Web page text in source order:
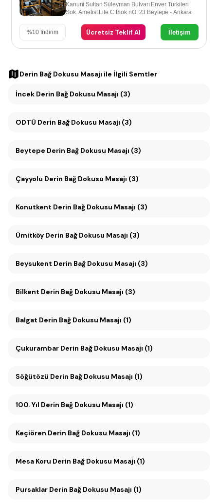
Kanuni Sultan Süleyman Bulvarı Enver Türkileri
Sok. Ametist Life C Blok nO: 23 Beytepe - Ankara
%10 İndirim Ücretsiz Teklif Al İletişim
Derin Bağ Dokusu Masajı ile İlgili Semtler
İncek Derin Bağ Dokusu Masajı (3)
ODTÜ Derin Bağ Dokusu Masajı (3)
Beytepe Derin Bağ Dokusu Masajı (3)
Çayyolu Derin Bağ Dokusu Masajı (3)
Konutkent Derin Bağ Dokusu Masajı (3)
Ümitköy Derin Bağ Dokusu Masajı (3)
Beysukent Derin Bağ Dokusu Masajı (3)
Bilkent Derin Bağ Dokusu Masajı (3)
Balgat Derin Bağ Dokusu Masajı (1)
Çukurambar Derin Bağ Dokusu Masajı (1)
Söğütözü Derin Bağ Dokusu Masajı (1)
100. Yıl Derin Bağ Dokusu Masajı (1)
Keçiören Derin Bağ Dokusu Masajı (1)
Mesa Koru Derin Bağ Dokusu Masajı (1)
Pursaklar Derin Bağ Dokusu Masajı (1)